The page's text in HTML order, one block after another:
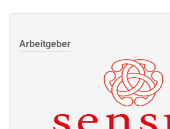
Arbeitgeber